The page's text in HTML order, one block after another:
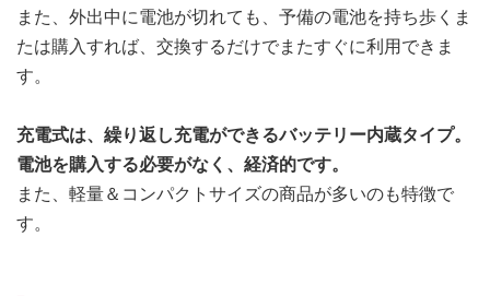
また、外出中に電池が切れても、予備の電池を持ち歩くま
たは購入すれば、交換するだけでまたすぐに利用できま
す。
充電式は、繰り返し充電ができるバッテリー内蔵タイプ。
電池を購入する必要がなく、経済的です。
また、軽量＆コンパクトサイズの商品が多いのも特徴で
す。